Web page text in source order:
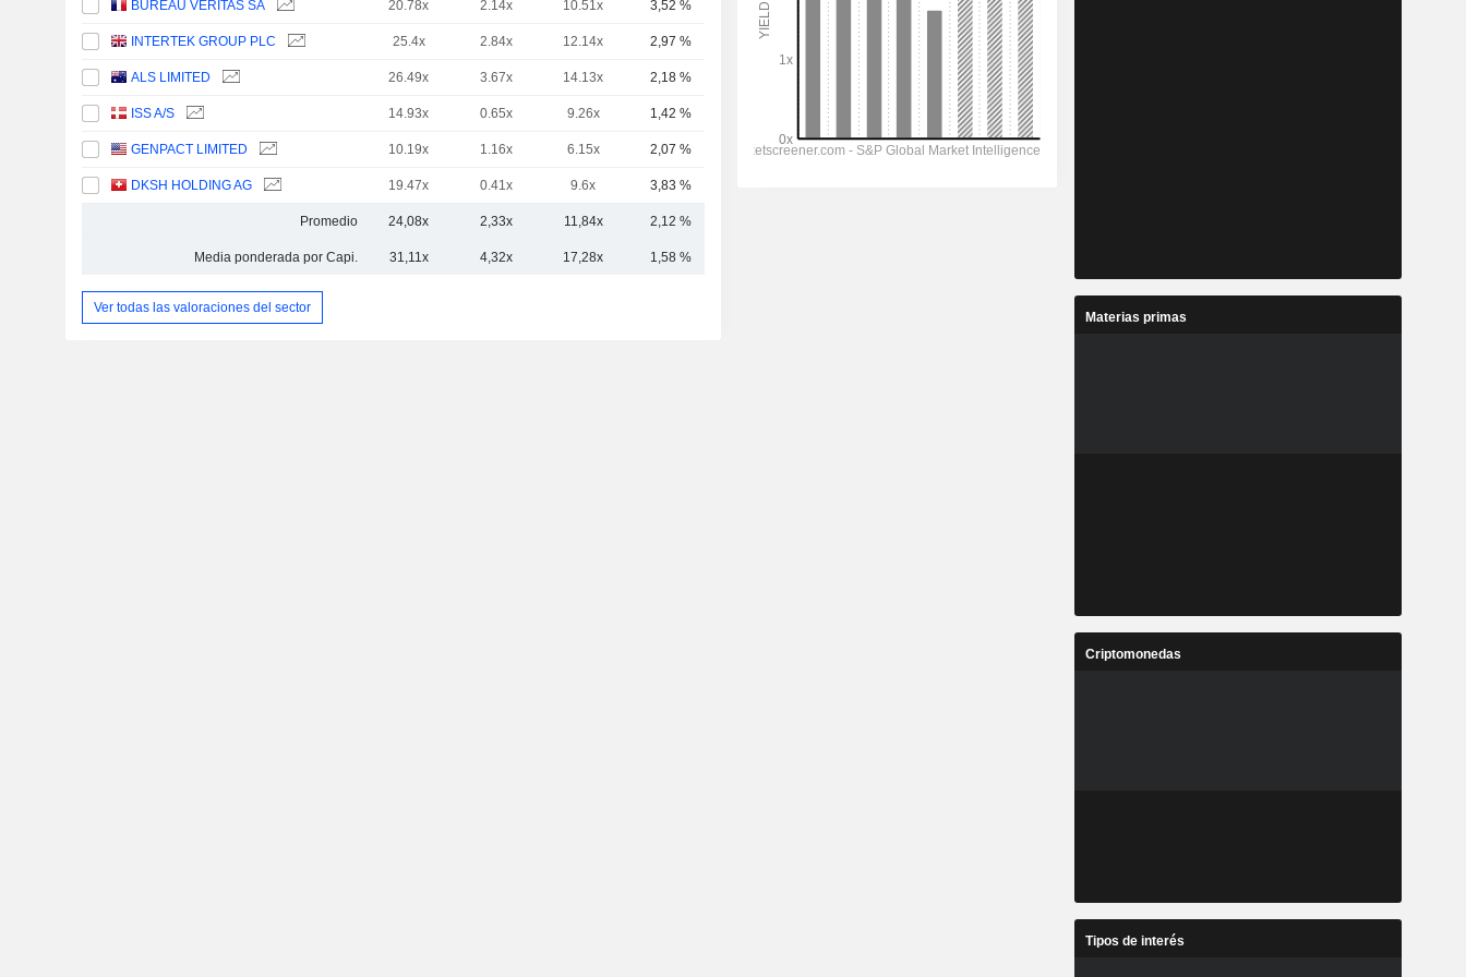
BUREAU VERITAS SA 20.78x 2.14x 10.51x 3,52 % 14,55 mil M
INTERTEK GROUP PLC 25.4x 2.84x 12.14x 2,97 % 12,06 mil M
ALS LIMITED 26.49x 3.67x 14.13x 2,18 %
ISS A/S 14.93x 0.65x 9.26x 1,42 %
GENPACT LIMITED 10.19x 1.16x 6.15x 2,07 % 6129,36 M
DKSH HOLDING AG 19.47x 0.41x 9.6x 3,83 %
Promedio 24,08x 2,33x 11,84x 2,12 %
Media ponderada por Capi. 31,11x 4,32x 17,28x 1,58 %
Ver todas las valoraciones del sector
Materias primas
Criptomonedas
Tipos de interés